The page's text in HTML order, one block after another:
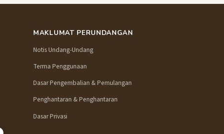
MAKLUMAT PERUNDANGAN
Notis Undang-Undang
Terma Penggunaan
Dasar Pengembalian & Pemulangan
Penghantaran & Penghantaran
Dasar Privasi